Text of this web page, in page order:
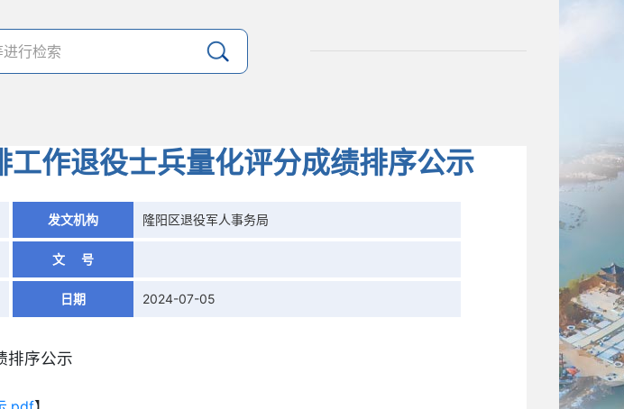
作退役士兵量化评分成绩排序公示
发文机构 隆阳区退役军人事务局
文 号
日期 2024-07-05
排序公示